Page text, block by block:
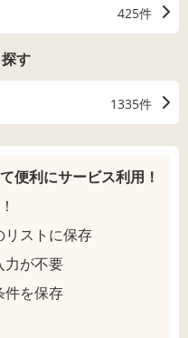
425件
す
1335件
便利にサービス利用！
リストに保存
力が不要
件を保存